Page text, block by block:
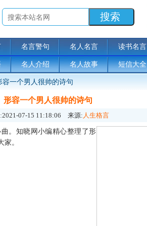
名言警句 名人名言 读书名言
名人介绍 名人故事 短信大全
容一个男人很帅的诗句
形容一个男人很帅的诗句
2021-07-15 11:18:06 来源: 人生格言
。知晓网小编精心整理了形
。